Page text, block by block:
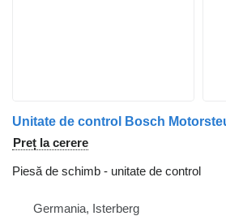
Preț la cerere
Piesă de schimb - unitate de control
Germania, Isterberg